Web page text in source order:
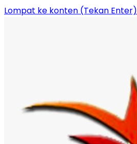
Lompat ke konten (Tekan Enter)